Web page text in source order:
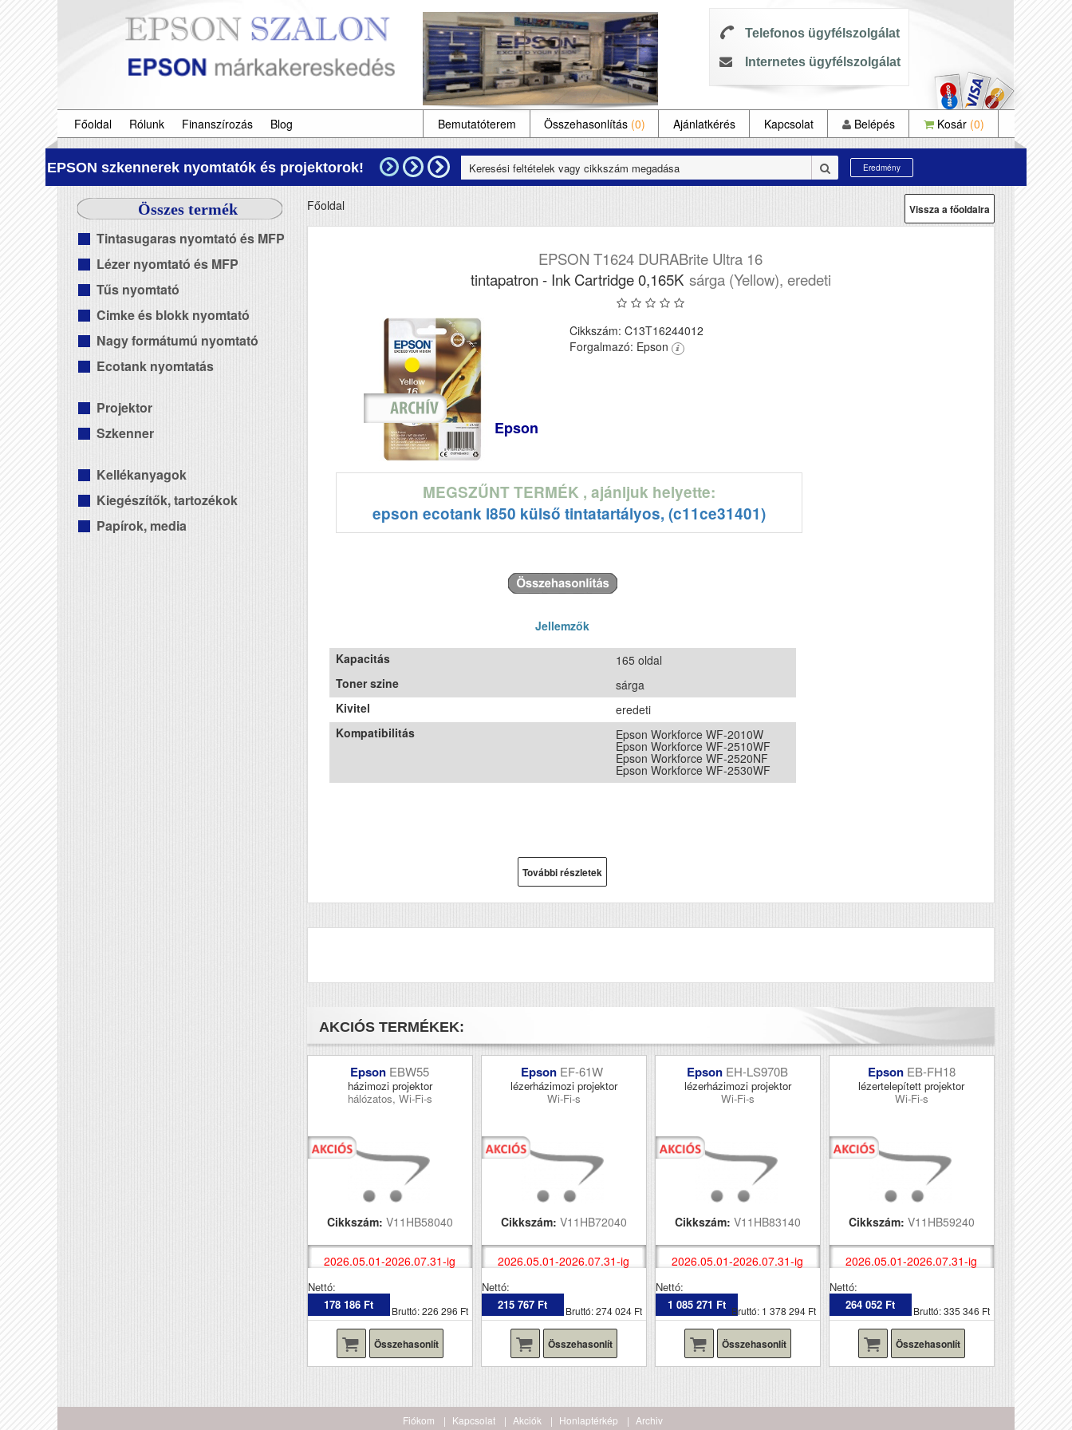
Telefonos ügyfélszolgálat
Internetes ügyfélszolgálat
Főoldal Rólunk Finanszírozás Blog Bemutatóterem Összehasonlítás (0) Ajánlatkérés Kapcsolat Belépés Kosár (0)
EPSON szkennerek nyomtatók és projektorok! Eredmény
Összes termék
Tintasugaras nyomtató és MFP
Lézer nyomtató és MFP
Tűs nyomtató
Cimke és blokk nyomtató
Nagy formátumú nyomtató
Ecotank nyomtatás
Projektor
Szkenner
Kellékanyagok
Kiegészítők, tartozékok
Papírok, media
Vissza a főoldalra
Főoldal
EPSON T1624 DURABrite Ultra 16
tintapatron - Ink Cartridge 0,165K sárga (Yellow), eredeti
Epson
Cikkszám: C13T16244012
Forgalmazó: Epson
MEGSZŰNT TERMÉK , ajánljuk helyette:
epson ecotank l850 külső tintatartályos, (c11ce31401)
Jellemzők
Kapacitás
165 oldal
Toner szine
sárga
Kivitel
eredeti
Kompatibilitás
Epson Workforce WF-2010W
Epson Workforce WF-2510WF
Epson Workforce WF-2520NF
Epson Workforce WF-2530WF
További részletek
AKCIÓS TERMÉKEK:
Epson EBW55
házimozi projektor
hálózatos, Wi-Fi-s
Cikkszám: V11HB58040
2026.05.01-2026.07.31-ig
Nettó:
178 186 Ft
Bruttó: 226 296 Ft
Összehasonlít
Epson EF-61W
lézerházimozi projektor
Wi-Fi-s
Cikkszám: V11HB72040
2026.05.01-2026.07.31-ig
Nettó:
215 767 Ft
Bruttó: 274 024 Ft
Összehasonlít
Epson EH-LS970B
lézerházimozi projektor
Wi-Fi-s
Cikkszám: V11HB83140
2026.05.01-2026.07.31-ig
Nettó:
1 085 271 Ft Bruttó: 1 378 294 Ft
Összehasonlít
Epson EB-FH18
lézertelepített projektor
Wi-Fi-s
Cikkszám: V11HB59240
2026.05.01-2026.07.31-ig
Nettó:
264 052 Ft
Bruttó: 335 346 Ft
Összehasonlít
Fiókom Kapcsolat Akciók Honlaptérkép Archiv